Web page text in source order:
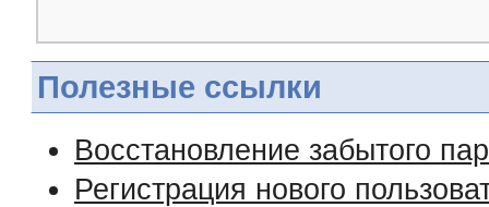
Полезные ссылки
Восстановление забытого
Регистрация нового